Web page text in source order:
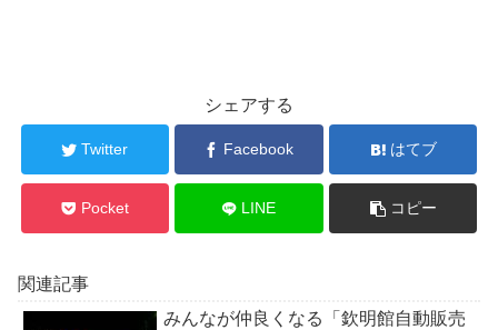
シェアする
Twitter Facebook はてブ
Pocket LINE コピー
関連記事
みんなが仲良くなる「欽明館自動販売